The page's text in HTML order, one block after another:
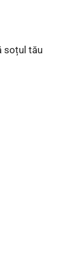
soțul tău